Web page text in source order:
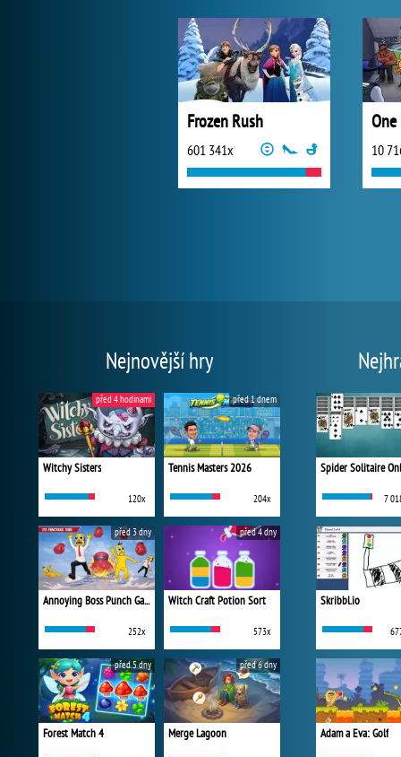
Frozen Rush
601 341x
One
10
Nejnovější hry
Witchy Sisters
120x
před 4 hodinami
Tennis Masters 2026
204x
před 1 dnem
Annoying Boss Punch Game
252x
před 3 dny
Witch Craft Potion Sort
573x
před 4 dny
Forest Match 4
před 5 dny
Merge Lagoon
před 6 dny
Spider Solitaire
7
Skribbl.io
Adam a Eva: Golf